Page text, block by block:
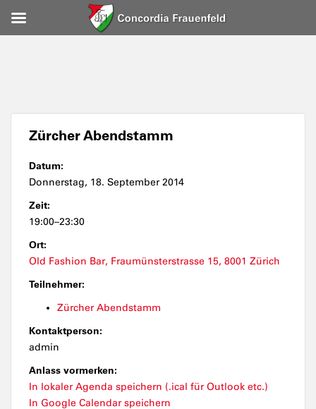
Zürcher Abendstamm
Datum:
Donnerstag, 18. September 2014
Zeit:
19:00–23:30
Ort:
Old Fashion Bar, Fraumünsterstrasse 15, 8001 Zürich
Teilnehmer:
Zürcher Abendstamm
Kontaktperson:
admin
Anlass vormerken:
In lokaler Agenda speichern (.ical für Outlook etc.)
In Google Calendar speichern